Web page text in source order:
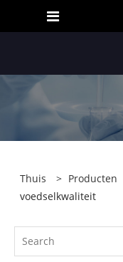
Thuis > Producten
voedselkwaliteit